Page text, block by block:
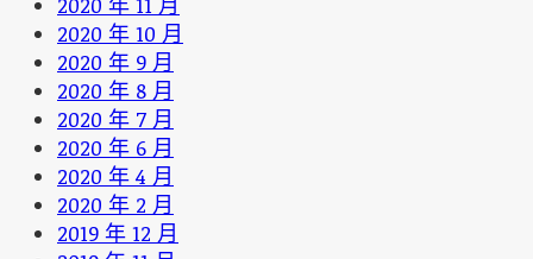
2020 年 10 月
2020 年 9 月
2020 年 8 月
2020 年 7 月
2020 年 6 月
2020 年 4 月
2020 年 2 月
2019 年 12 月